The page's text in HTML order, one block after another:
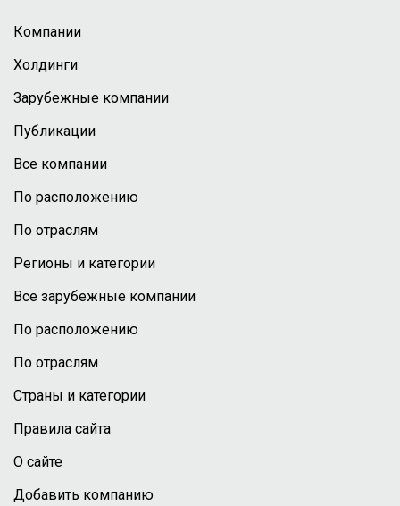
Компании
Холдинги
Зарубежные компании
Публикации
Все компании
По расположению
По отраслям
Регионы и категории
Все зарубежные компании
По расположению
По отраслям
Страны и категории
Правила сайта
О сайте
Добавить компанию